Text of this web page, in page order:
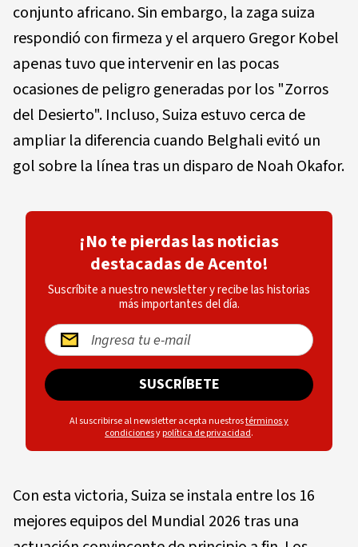
conjunto africano. Sin embargo, la zaga suiza
respondió con firmeza y el arquero Gregor Kobel
apenas tuvo que intervenir en las pocas
ocasiones de peligro generadas por los "Zorros
del Desierto". Incluso, Suiza estuvo cerca de
ampliar la diferencia cuando Belghali evitó un
gol sobre la línea tras un disparo de Noah Okafor.
¡No te pierdas las noticias
destacadas de Acento!
Suscríbite a nuestro newsletter y recibe las historias
más importantes del día.
SUSCRÍBETE
Al suscribirse al newsletter acepta nuestrostérminos y
condicionesypolítica de privacidad.
Con esta victoria, Suiza se instala entre los 16
mejores equipos del Mundial 2026 tras una